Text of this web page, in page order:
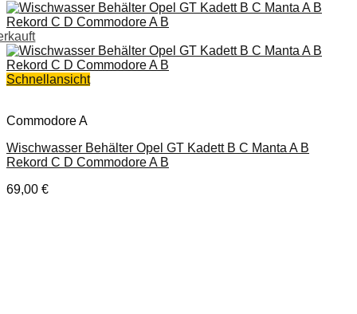
Schnellansicht
Commodore A
Wischwasser Behälter Opel GT Kadett B C Manta A B
Rekord C D Commodore A B
69,00 €